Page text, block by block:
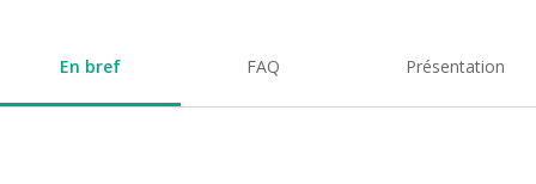
En bref FAQ Présentation